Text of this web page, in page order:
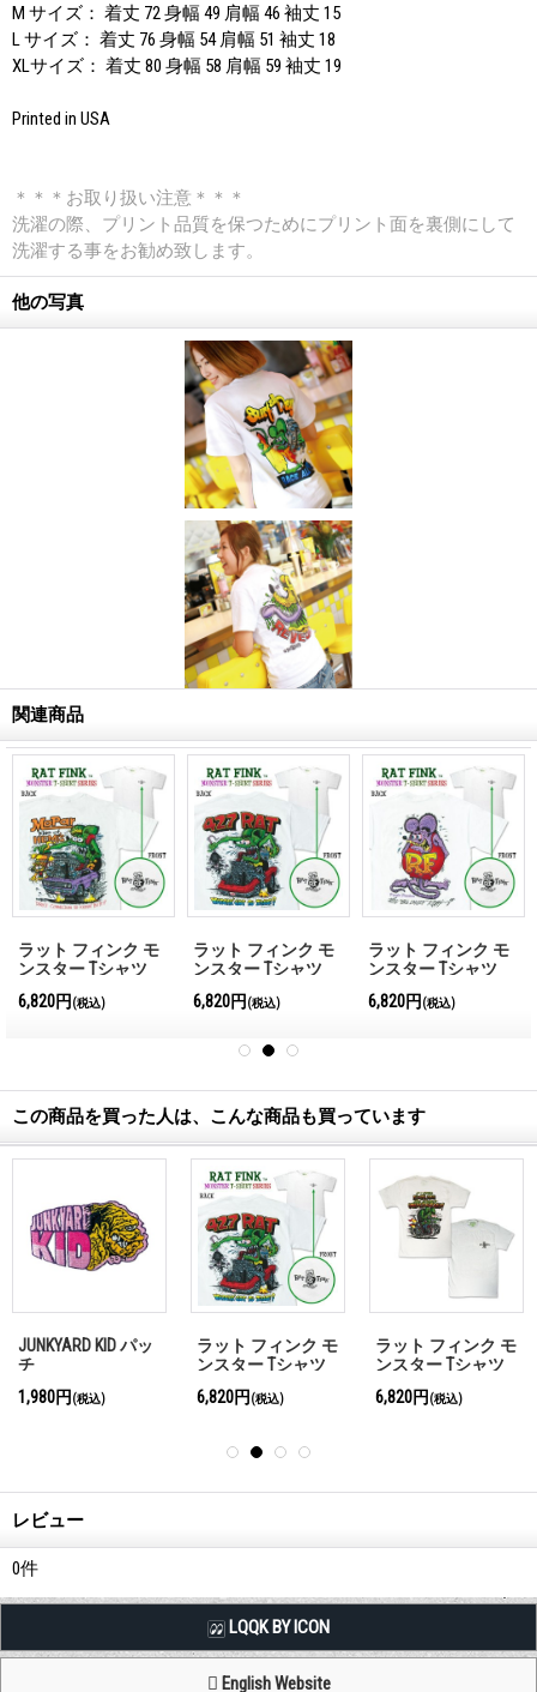
M サイズ： 着丈 72 身幅 49 肩幅 46 袖丈 15
L サイズ： 着丈 76 身幅 54 肩幅 51 袖丈 18
XLサイズ： 着丈 80 身幅 58 肩幅 59 袖丈 19
Printed in USA
＊＊＊お取り扱い注意＊＊＊
洗濯の際、プリント品質を保つためにプリント面を裏側にして
洗濯する事をお勧め致します。
他の写真
関連商品
ラット フィンク モ
ンスター Tシャツ
6,820円 (税込)
ラット フィンク モ
ンスター Tシャツ
6,820円 (税込)
ラット フィンク モ
ンスター Tシャツ
6,820円 (税込)
この商品を買った人は、こんな商品も買っています
JUNKYARD KID パッ
チ
1,980円 (税込)
ラット フィンク モ
ンスター Tシャツ
6,820円 (税込)
ラット フィンク モ
ンスター Tシャツ
You wouldn't
6,820円 (税込)
レビュー
0件
LQQK BY ICON
English Website